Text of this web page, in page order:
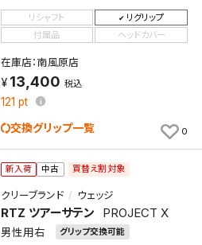
リシャフト
リグリップ
付属品
ヘッドカバー
在庫店：南風原店
13,400 税込
121 pt
交換グリップ一覧 0
新入荷 中古 買替え割対象
クリーブランド ウェッジ
RTZ ツアーサテン PROJECT X
男性用右 グリップ交換可能